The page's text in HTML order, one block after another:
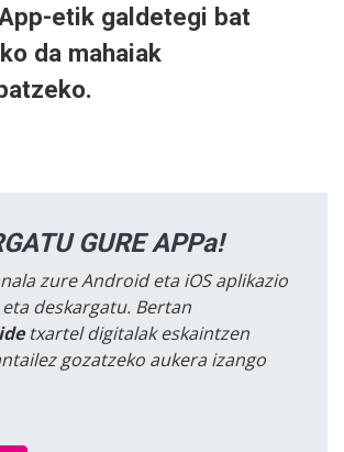
etik galdetegi bat
da mahaiak
GURE APPa!
zure Android eta iOS aplikazio
deskargatu. Bertan
txartel digitalak eskaintzen
gozatzeko aukera izango